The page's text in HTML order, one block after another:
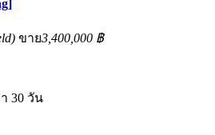
ขาย3,400,000 ฿
30 วัน